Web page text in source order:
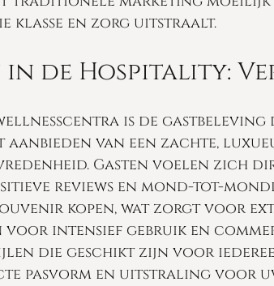
klasse en zorg uitstraalt.
in de Hospitality:
wellnesscentra is de
van een zachte,
Gasten voelen zich
reviews en mond-tot-
kopen, wat zorgt voor
intensief gebruik en
die geschikt zijn voor
pasvorm en uitstraling voor